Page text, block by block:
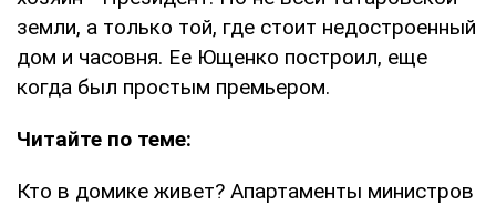
земли, а только той, где стоит недостроенный
дом и часовня. Ее Ющенко построил, еще
когда был простым премьером.
Читайте по теме:
Кто в домике живет? Апартаменты министров